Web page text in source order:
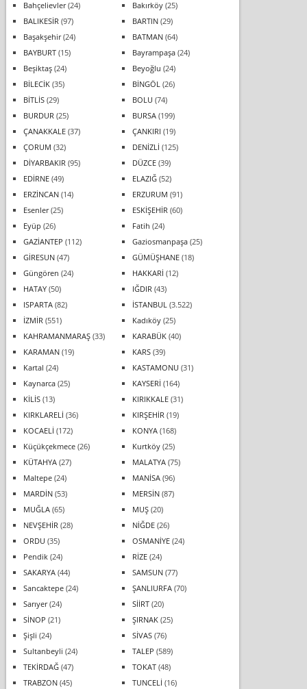
Bahçelievler(24) Bakırköy(25)
BALIKESİR (97) BARTIN(29)
Başakşehir(24) BATMAN(64)
BAYBURT(15) Bayrampaşa(24)
Beşiktaş(24) Beyoğlu (24)
BİLECİK(35) BİNGÖL (26)
BİTLİS(29) BOLU (74)
BURDUR (25) BURSA(199)
ÇANAKKALE(37) ÇANKIRI (19)
ÇORUM (32) DENİZLİ (125)
DİYARBAKIR (95) DÜZCE(39)
EDİRNE(49) ELAZIĞ(52)
ERZİNCAN(14) ERZURUM (91)
Esenler(25) ESKİŞEHİR (60)
Eyüp (26) Fatih (24)
GAZİANTEP (112) Gaziosmanpaşa(25)
GİRESUN(47) GÜMÜŞHANE(18)
Güngören (24) HAKKARİ (12)
HATAY(50) IĞDIR (43)
ISPARTA(82) İSTANBUL (3.522)
İZMİR (551) Kadıköy(25)
KAHRAMANMARAŞ(33) KARABÜK(40)
KARAMAN(19) KARS(39)
Kartal (24) KASTAMONU (31)
Kaynarca(25) KAYSERİ (164)
KİLİS(13) KIRIKKALE(31)
KIRKLARELİ (36) KIRŞEHİR (19)
KOCAELİ (172) KONYA(168)
Küçükçekmece(26) Kurtköy(25)
KÜTAHYA(27) MALATYA(75)
Maltepe(24) MANİSA(96)
MARDİN(53) MERSİN(87)
MUĞLA(65) MUŞ(20)
NEVŞEHİR (28) NİĞDE(26)
ORDU (35) OSMANİYE(24)
Pendik(24) RİZE(24)
SAKARYA(44) SAMSUN(77)
Sancaktepe(24) ŞANLIURFA(70)
Sarıyer(24) SİİRT(20)
SİNOP (21) ŞIRNAK(25)
Şişli (24) SİVAS(76)
Sultanbeyli (24) TALEP (589)
TEKİRDAĞ(47) TOKAT(48)
TRABZON(45) TUNCELİ (16)